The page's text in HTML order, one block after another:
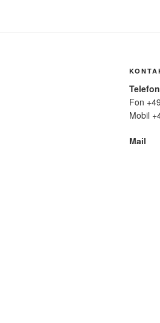
Telefon
Fon
Mobil
Mail